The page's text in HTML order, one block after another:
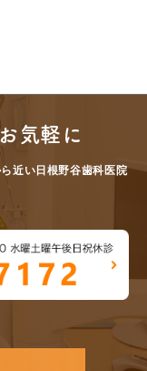
気軽に
近い日根野谷歯科医院